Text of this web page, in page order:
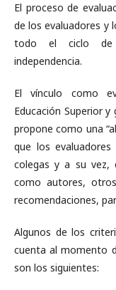
El proceso de
de los evaluadores y
todo el ciclo de
independencia.
El vínculo como
Educación Superior
propone como una
que los
colegas y a su vez,
como autores,
recomendaciones,
Algunos de los
cuenta al momento
son los siguientes: